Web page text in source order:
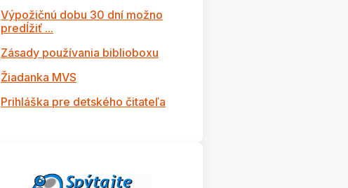
Výpožičnú dobu 30 dní možno
predĺžiť ...
Zásady používania biblioboxu
Žiadanka MVS
Prihláška pre detského čitateľa